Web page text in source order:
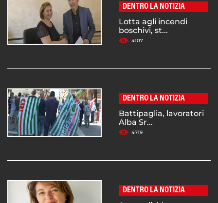
DENTRO LA NOTIZIA
Lotta agli incendi
boschivi, st...
4107
DENTRO LA NOTIZIA
Battipaglia, lavoratori
Alba Sr...
4719
DENTRO LA NOTIZIA